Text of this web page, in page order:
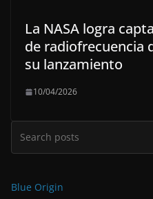
La NASA logra
de radiofrecuencia
su lanzamiento
10/04/2026
Blue Origin